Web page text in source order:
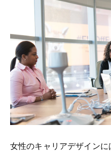
女性のキャリアデザイン